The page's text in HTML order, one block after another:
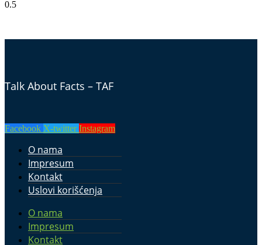
Talk About Facts – TAF
Facebook X-twitter Instagram
O nama
Impresum
Kontakt
Uslovi korišćenja
O nama
Impresum
Kontakt